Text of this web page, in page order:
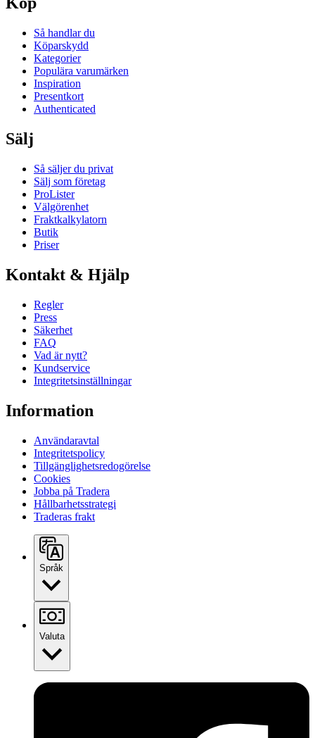
Så handlar du
Köparskydd
Kategorier
Populära varumärken
Inspiration
Presentkort
Authenticated
Sälj
Så säljer du privat
Sälj som företag
ProLister
Välgörenhet
Fraktkalkylatorn
Butik
Priser
Kontakt & Hjälp
Regler
Press
Säkerhet
FAQ
Vad är nytt?
Kundservice
Integritetsinställningar
Information
Användaravtal
Integritetspolicy
Tillgänglighetsredogörelse
Cookies
Jobba på Tradera
Hållbarhetsstrategi
Traderas frakt
Språk
Valuta